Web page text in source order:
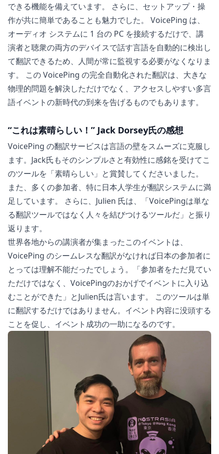
できる機能を備えています。 さらに、セットアップ・操
作が共に簡単であることも魅力でした。 VoicePing は、
オーディオ システムに 1 台の PC を接続するだけで、講
演者と聴衆の両方のデバイスで話す言語を自動的に検出し
て翻訳できるため、人間が常に監視する必要がなくなりま
す。 この VoicePing の完全自動化された翻訳は、大きな
物理的問題を解決しただけでなく、アクセスしやすい多言
語イベントの新時代の到来を告げるものでもあります。
“これは素晴らしい！” Jack Dorsey氏の感想
VoicePing の翻訳サービスは言語の壁をスムーズに克服し
ます。Jack氏もそのシンプルさと有効性に感銘を受けてこ
のツールを「素晴らしい」と賞賛してくださいました。
また、多くの参加者、特に日本人学生が翻訳システムに満
足しています。 さらに、Julien 氏は、「VoicePingは単な
る翻訳ツールではなく人々を結びつけるツールだ」と振り
返ります。
世界各地からの講演者が集まったこのイベントは、
VoicePing のシームレスな翻訳がなければ日本の参加者に
とっては理解不能だったでしょう。「参加者をただ見てい
ただけではなく、VoicePingのおかげでイベントに入り込
むことができた」とJulien氏は言います。 このツールは単
に翻訳するだけではありません。イベント内容に没頭する
ことを促し、イベント成功の一助になるのです。